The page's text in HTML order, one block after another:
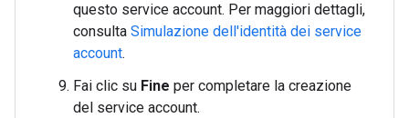
questo service account. Per maggiori dettagli,
consulta Simulazione dell'identità dei service
account.
Fai clic su Fine per completare la creazione
del service account.